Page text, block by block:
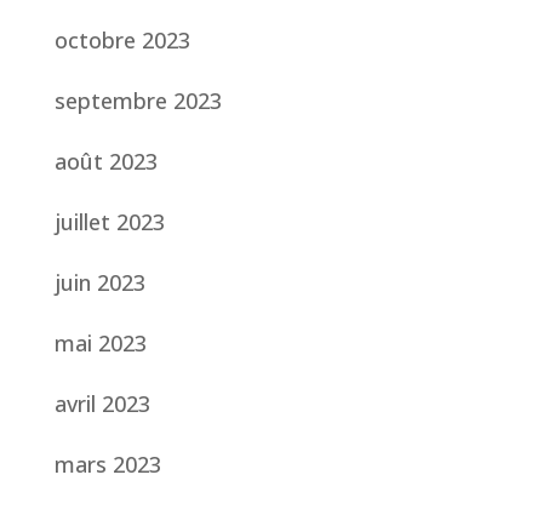
octobre 2023
septembre 2023
août 2023
juillet 2023
juin 2023
mai 2023
avril 2023
mars 2023